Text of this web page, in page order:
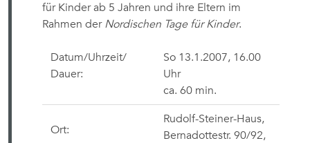
für Kinder ab 5 Jahren und ihre Eltern im
Rahmen der Nordischen Tage für Kinder.
Datum/Uhrzeit/
Dauer:
So 13.1.2007, 16.00
Uhr
ca. 60 min.
Ort:
Rudolf-Steiner-Haus,
Bernadottestr. 90/92,